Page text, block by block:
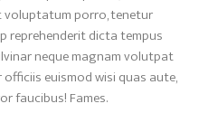
voluptatum porro, tenetur
reprehenderit dicta tempus
neque magnam volutpat
euismod wisi quas aute,
faucibus! Fames.